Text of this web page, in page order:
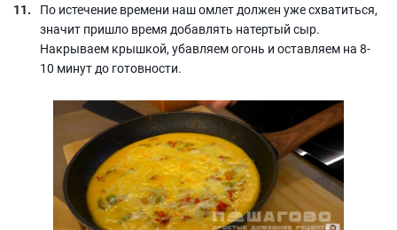
По истечение времени наш омлет должен уже схватиться,
значит пришло время добавлять натертый сыр.
Накрываем крышкой, убавляем огонь и оставляем на 8-
10 минут до готовности.